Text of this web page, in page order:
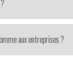
aux entreprises ?